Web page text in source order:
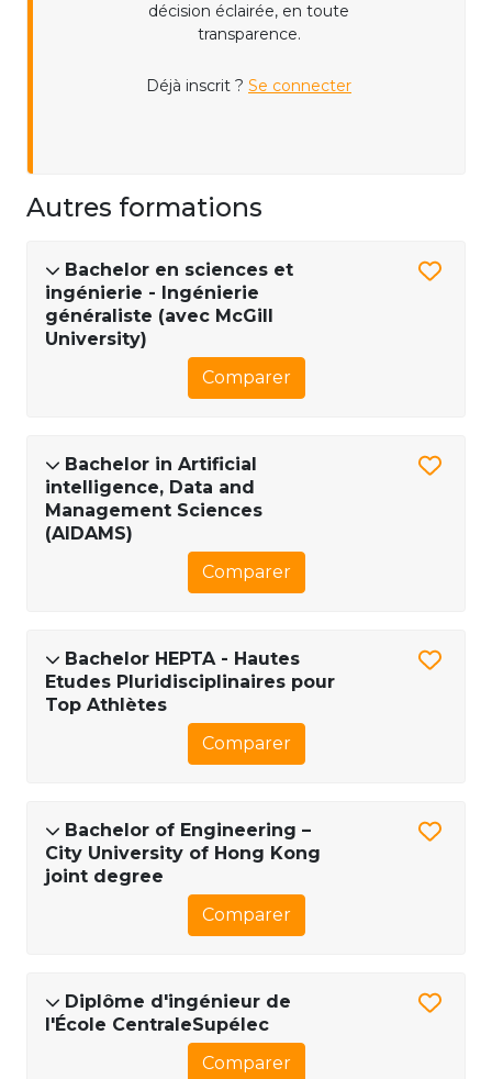
décision éclairée, en toute
transparence.
Déjà inscrit ? Se connecter
Autres formations
Bachelor en sciences et
ingénierie - Ingénierie
généraliste (avec McGill
University)
Comparer
Bachelor in Artificial
intelligence, Data and
Management Sciences
(AIDAMS)
Comparer
Bachelor HEPTA - Hautes
Etudes Pluridisciplinaires pour
Top Athlètes
Comparer
Bachelor of Engineering –
City University of Hong Kong
joint degree
Comparer
Diplôme d'ingénieur de
l'École CentraleSupélec
Comparer